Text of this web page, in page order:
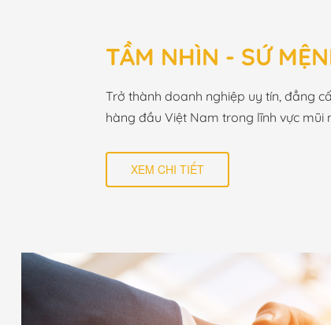
TẦM NHÌN - SỨ
Trở thành doanh nghiệp uy tín, đẳng
hàng đầu Việt Nam trong lĩnh vực mũi
XEM CHI TIẾT